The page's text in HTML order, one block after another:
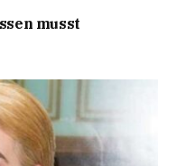
musst